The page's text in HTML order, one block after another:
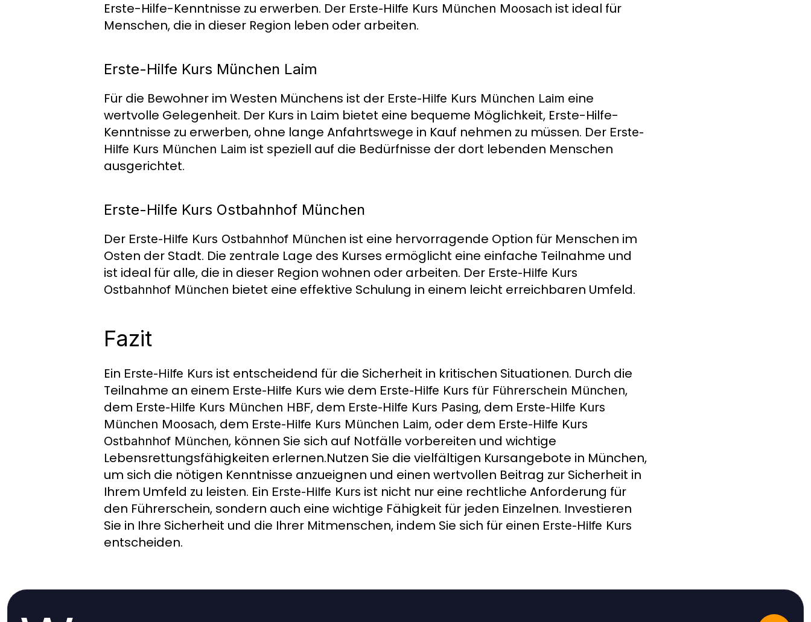
Erste-Hilfe-Kenntnisse zu erwerben. Der Erste-Hilfe Kurs München Moosach ist ideal für
Menschen, die in dieser Region leben oder arbeiten.
Erste-Hilfe Kurs München Laim
Für die Bewohner im Westen Münchens ist der Erste-Hilfe Kurs München Laim eine
wertvolle Gelegenheit. Der Kurs in Laim bietet eine bequeme Möglichkeit, Erste-Hilfe-
Kenntnisse zu erwerben, ohne lange Anfahrtswege in Kauf nehmen zu müssen. Der Erste-
Hilfe Kurs München Laim ist speziell auf die Bedürfnisse der dort lebenden Menschen
ausgerichtet.
Erste-Hilfe Kurs Ostbahnhof München
Der Erste-Hilfe Kurs Ostbahnhof München ist eine hervorragende Option für Menschen im
Osten der Stadt. Die zentrale Lage des Kurses ermöglicht eine einfache Teilnahme und
ist ideal für alle, die in dieser Region wohnen oder arbeiten. Der Erste-Hilfe Kurs
Ostbahnhof München bietet eine effektive Schulung in einem leicht erreichbaren Umfeld.
Fazit
Ein Erste-Hilfe Kurs ist entscheidend für die Sicherheit in kritischen Situationen. Durch die
Teilnahme an einem Erste-Hilfe Kurs wie dem Erste-Hilfe Kurs für Führerschein München,
dem Erste-Hilfe Kurs München HBF, dem Erste-Hilfe Kurs Pasing, dem Erste-Hilfe Kurs
München Moosach, dem Erste-Hilfe Kurs München Laim, oder dem Erste-Hilfe Kurs
Ostbahnhof München, können Sie sich auf Notfälle vorbereiten und wichtige
Lebensrettungsfähigkeiten erlernen.Nutzen Sie die vielfältigen Kursangebote in München,
um sich die nötigen Kenntnisse anzueignen und einen wertvollen Beitrag zur Sicherheit in
Ihrem Umfeld zu leisten. Ein Erste-Hilfe Kurs ist nicht nur eine rechtliche Anforderung für
den Führerschein, sondern auch eine wichtige Fähigkeit für jeden Einzelnen. Investieren
Sie in Ihre Sicherheit und die Ihrer Mitmenschen, indem Sie sich für einen Erste-Hilfe Kurs
entscheiden.